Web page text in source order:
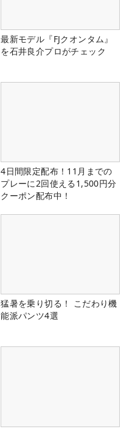
最新モデル『FJクオンタム』
を石井良介プロがチェック
4日間限定配布！11月までの
プレーに2回使える1,500円分
クーポン配布中！
猛暑を乗り切る！ こだわり機
能派パンツ4選